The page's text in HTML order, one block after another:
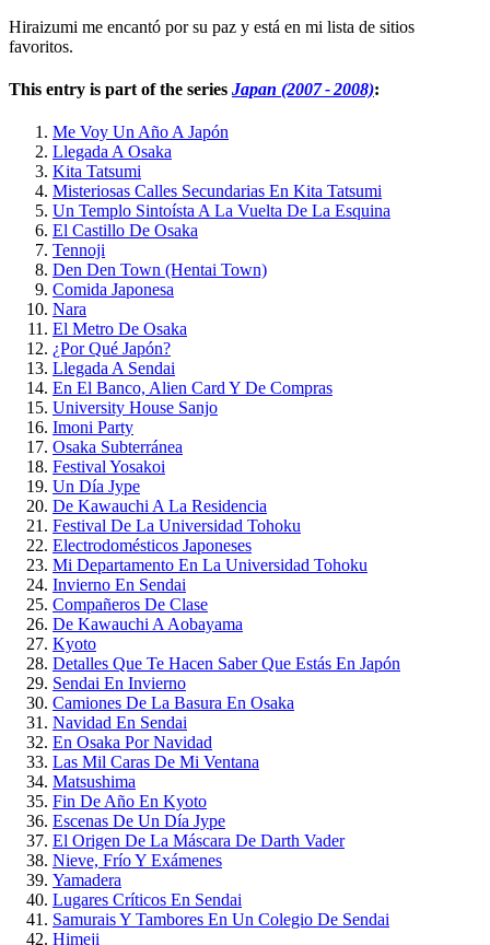
Hiraizumi me encantó por su paz y está en mi lista de sitios
favoritos.
This entry is part of the series Japan (2007 - 2008):
Me Voy Un Año A Japón
Llegada A Osaka
Kita Tatsumi
Misteriosas Calles Secundarias En Kita Tatsumi
Un Templo Sintoísta A La Vuelta De La Esquina
El Castillo De Osaka
Tennoji
Den Den Town (Hentai Town)
Comida Japonesa
Nara
El Metro De Osaka
¿Por Qué Japón?
Llegada A Sendai
En El Banco, Alien Card Y De Compras
University House Sanjo
Imoni Party
Osaka Subterránea
Festival Yosakoi
Un Día Jype
De Kawauchi A La Residencia
Festival De La Universidad Tohoku
Electrodomésticos Japoneses
Mi Departamento En La Universidad Tohoku
Invierno En Sendai
Compañeros De Clase
De Kawauchi A Aobayama
Kyoto
Detalles Que Te Hacen Saber Que Estás En Japón
Sendai En Invierno
Camiones De La Basura En Osaka
Navidad En Sendai
En Osaka Por Navidad
Las Mil Caras De Mi Ventana
Matsushima
Fin De Año En Kyoto
Escenas De Un Día Jype
El Origen De La Máscara De Darth Vader
Nieve, Frío Y Exámenes
Yamadera
Lugares Críticos En Sendai
Samurais Y Tambores En Un Colegio De Sendai
Himeji